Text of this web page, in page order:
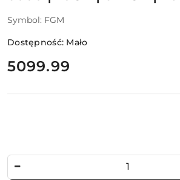
Symbol: FGM
Dostępność: Mało
cena:
5099.99